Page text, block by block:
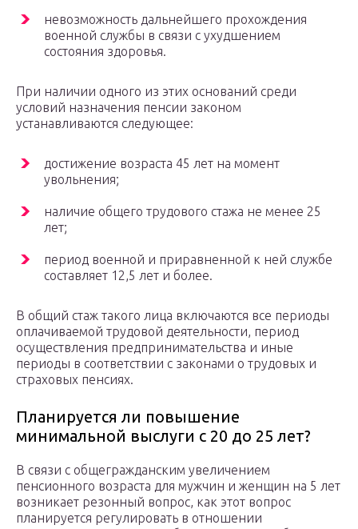
невозможность дальнейшего прохождения
военной службы в связи с ухудшением
состояния здоровья.
При наличии одного из этих оснований среди
условий назначения пенсии законом
устанавливаются следующее:
достижение возраста 45 лет на момент
увольнения;
наличие общего трудового стажа не менее 25
лет;
период военной и приравненной к ней службе
составляет 12,5 лет и более.
В общий стаж такого лица включаются все периоды
оплачиваемой трудовой деятельности, период
осуществления предпринимательства и иные
периоды в соответствии с законами о трудовых и
страховых пенсиях.
Планируется ли повышение
минимальной выслуги с 20 до 25 лет?
В связи с общегражданским увеличением
пенсионного возраста для мужчин и женщин на 5 лет
возникает резонный вопрос, как этот вопрос
планируется регулировать в отношении